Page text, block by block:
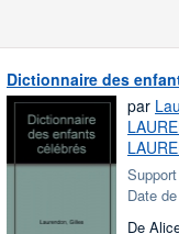
Dictionnaire des
par
Date
De